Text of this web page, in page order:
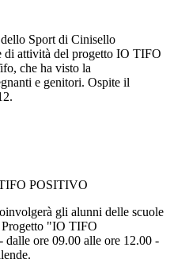
Sport di Cinisello
di attività del progetto IO TIFO
che ha visto la
e genitori. Ospite il
POSITIVO
gli alunni delle scuole
Progetto "IO TIFO
ore 09.00 alle ore 12.00 -